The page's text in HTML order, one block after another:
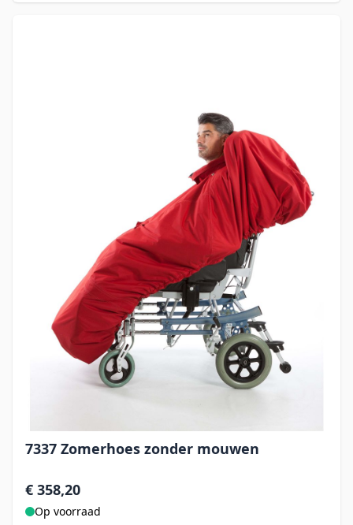
7337 Zomerhoes zonder mouwen
€ 358,20
Op voorraad